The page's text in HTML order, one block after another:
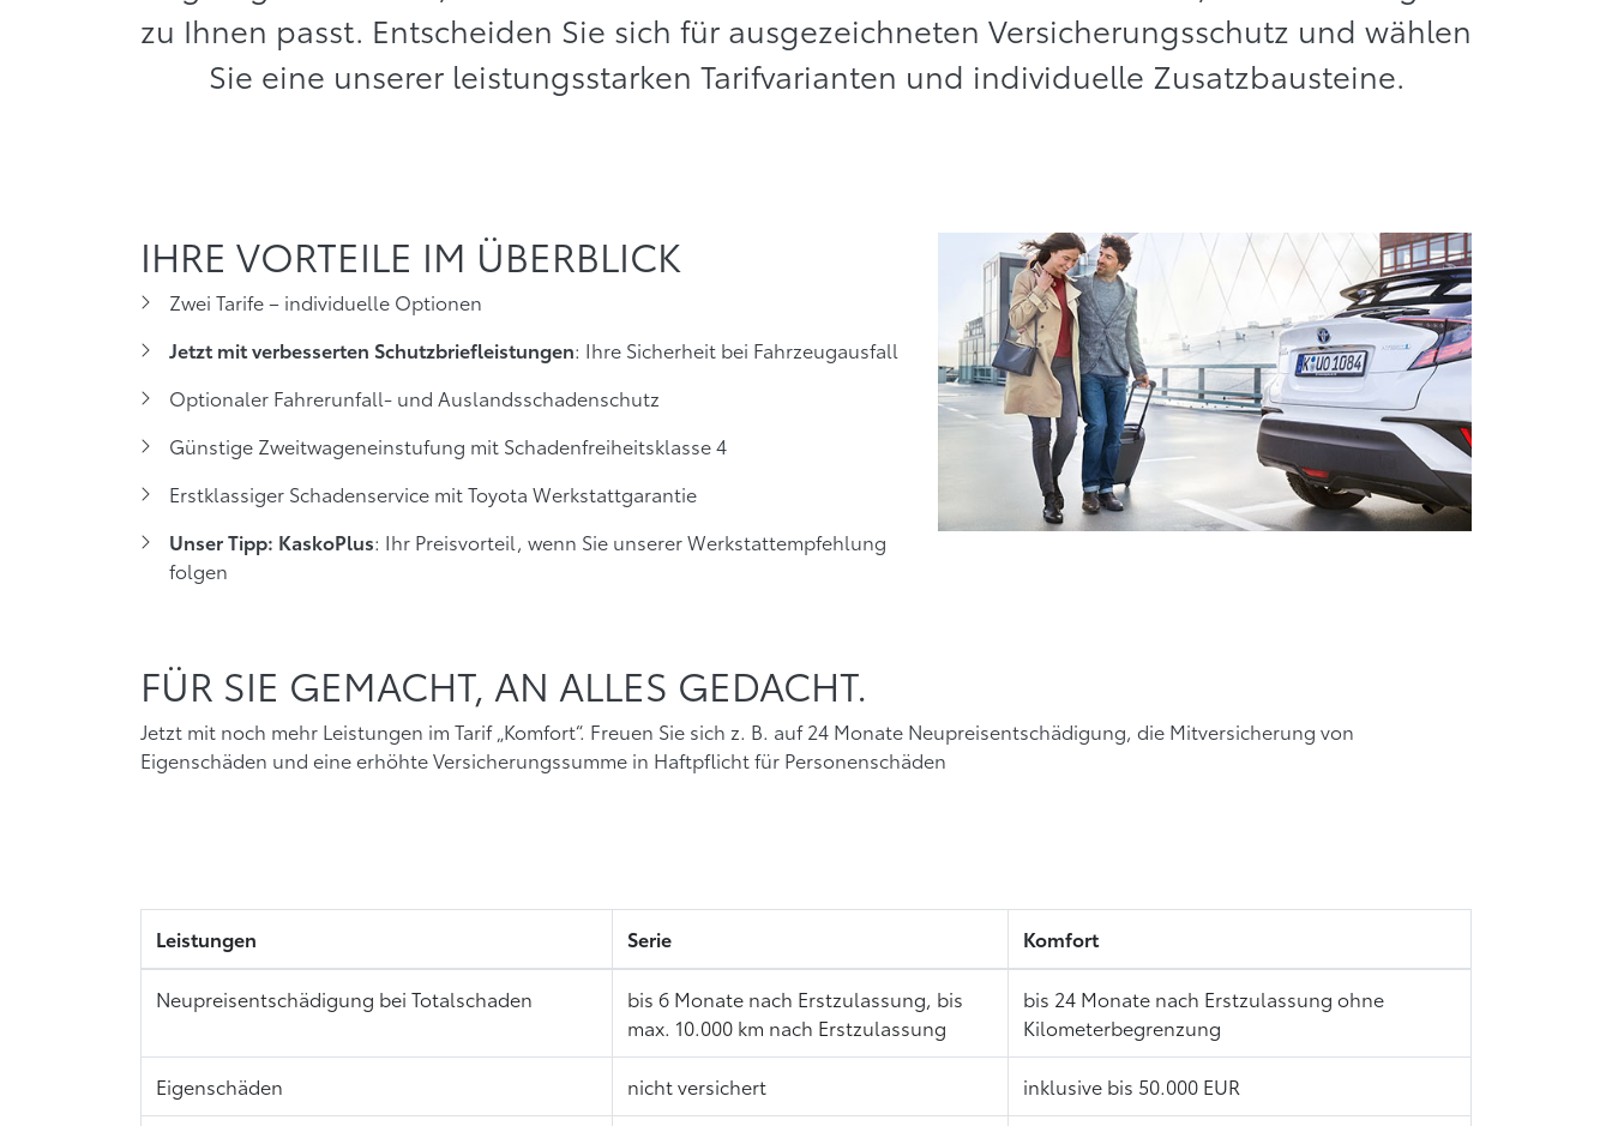
zu Ihnen passt. Entscheiden Sie sich für ausgezeichneten Versicherungsschutz und wählen
Sie eine unserer leistungsstarken Tarifvarianten und individuelle Zusatzbausteine.
IHRE VORTEILE IM ÜBERBLICK
Zwei Tarife – individuelle Optionen
Jetzt mit verbesserten Schutzbriefleistungen: Ihre Sicherheit bei Fahrzeugausfall
Optionaler Fahrerunfall- und Auslandsschadenschutz
Günstige Zweitwageneinstufung mit Schadenfreiheitsklasse 4
Erstklassiger Schadenservice mit Toyota Werkstattgarantie
Unser Tipp: KaskoPlus: Ihr Preisvorteil, wenn Sie unserer Werkstattempfehlung
folgen
FÜR SIE GEMACHT, AN ALLES GEDACHT.
Jetzt mit noch mehr Leistungen im Tarif „Komfort“. Freuen Sie sich z. B. auf 24 Monate Neupreisentschädigung, die Mitversicherung von
Eigenschäden und eine erhöhte Versicherungssumme in Haftpflicht für Personenschäden
Leistungen Serie Komfort
Neupreisentschädigung bei Totalschaden
bis 6 Monate nach Erstzulassung, bis
max. 10.000 km nach Erstzulassung
bis 24 Monate nach Erstzulassung ohne
Kilometerbegrenzung
Eigenschäden nicht versichert inklusive bis 50.000 EUR